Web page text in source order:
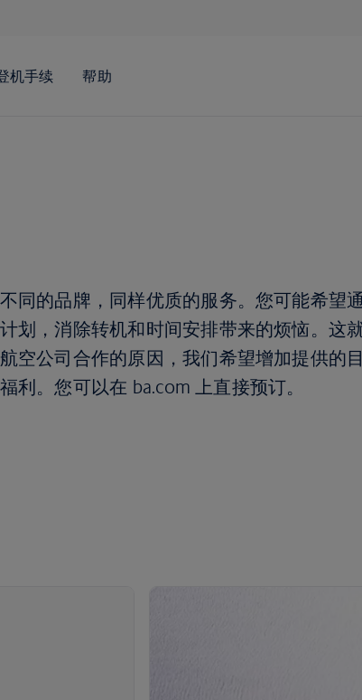
不同的品牌，同样优质的服务。您可能希望
计划，消除转机和时间安排带来的烦恼。这
航空公司合作的原因，我们希望增加提供的
福利。您可以在 ba.com 上直接预订。